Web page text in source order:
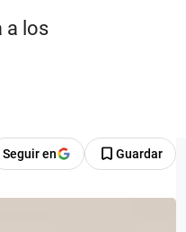
a los
Seguir en Guardar